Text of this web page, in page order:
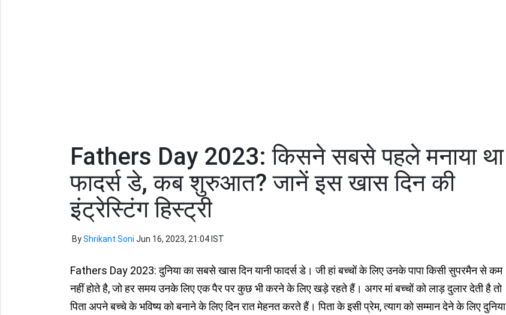
Fathers Day 2023: किसने सबसे पहले मनाया था
फादर्स डे, कब शुरुआत? जानें इस खास दिन की
इंट्रेस्टिंग हिस्ट्री
ByShrikant Soni Jun 16, 2023, 21:04 IST
Fathers Day 2023: दुनिया का सबसे खास दिन यानी फादर्स डे। जी हां बच्चों के लिए उनके पापा किसी सुपरमैन से कम
नहीं होते है, जो हर समय उनके लिए एक पैर पर कुछ भी करने के लिए खड़े रहते हैं। अगर मां बच्चों को लाड़ दुलार देती है तो
पिता अपने बच्चे के भविष्य को बनाने के लिए दिन रात मेहनत करते हैं। पिता के इसी प्रेम, त्याग को सम्मान देने के लिए दुनिया